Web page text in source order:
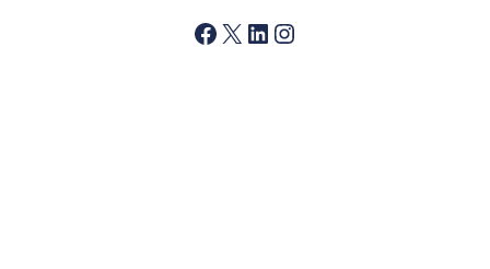
Facebook
X LinkedInInstagram